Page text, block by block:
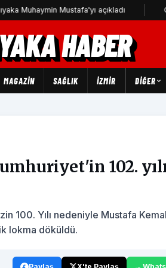
Mustafa'yı açıkladı CHP
HABER
MAGAZİN SAĞLIK İZMİR DIĞER
102.
100. Yılı nedeniyle Mustafa Kemal
lokma döküldü.